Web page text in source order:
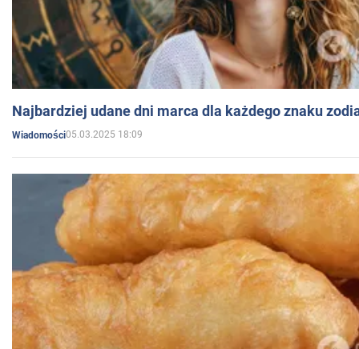
Najbardziej udane dni marca dla każdego znaku
Wiadomości05.03.2025 18:09